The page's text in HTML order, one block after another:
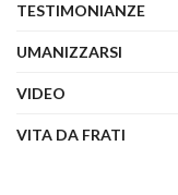
TESTIMONIANZE
UMANIZZARSI
VIDEO
VITA DA FRATI